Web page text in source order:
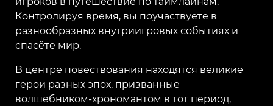
Контролируя время, вы поучаствуете в
разнообразных внутриигровых событиях и
спасёте мир.
В центре повествования находятся великие
герои разных эпох, призванные
волшебником-хрономантом в тот период,